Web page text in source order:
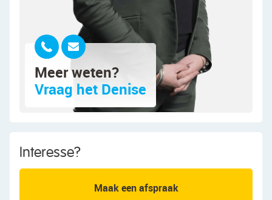
De open keuken is uitgevoerd in een
hoekopstelling en heeft een strak design met witte
keukenkastjes en een donker werkblad. Hier tref
je de volgende apparatuur aan: vaatwasser,
gasfornuis, afzuigkap en combioven/magnetron.
Via de schuifpui stap je zo het balkon op. Dit
overdekte balkon is netjes aangelegd en biedt
Het appartement beschikt over twee volwaardige
slaapkamers. Beide kamers zijn keurig afgewerkt
en genieten van een prettige lichtinval. De ruime
Meer weten?
Vraag het Denise
Interesse?
Maak een afspraak